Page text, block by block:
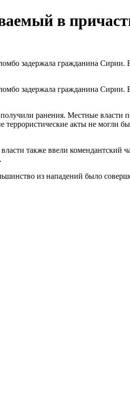
в
задержала гражданина Сирии.
задержала гражданина Сирии.
ранения. Местные власти
акты не могли
также ввели
из нападений было